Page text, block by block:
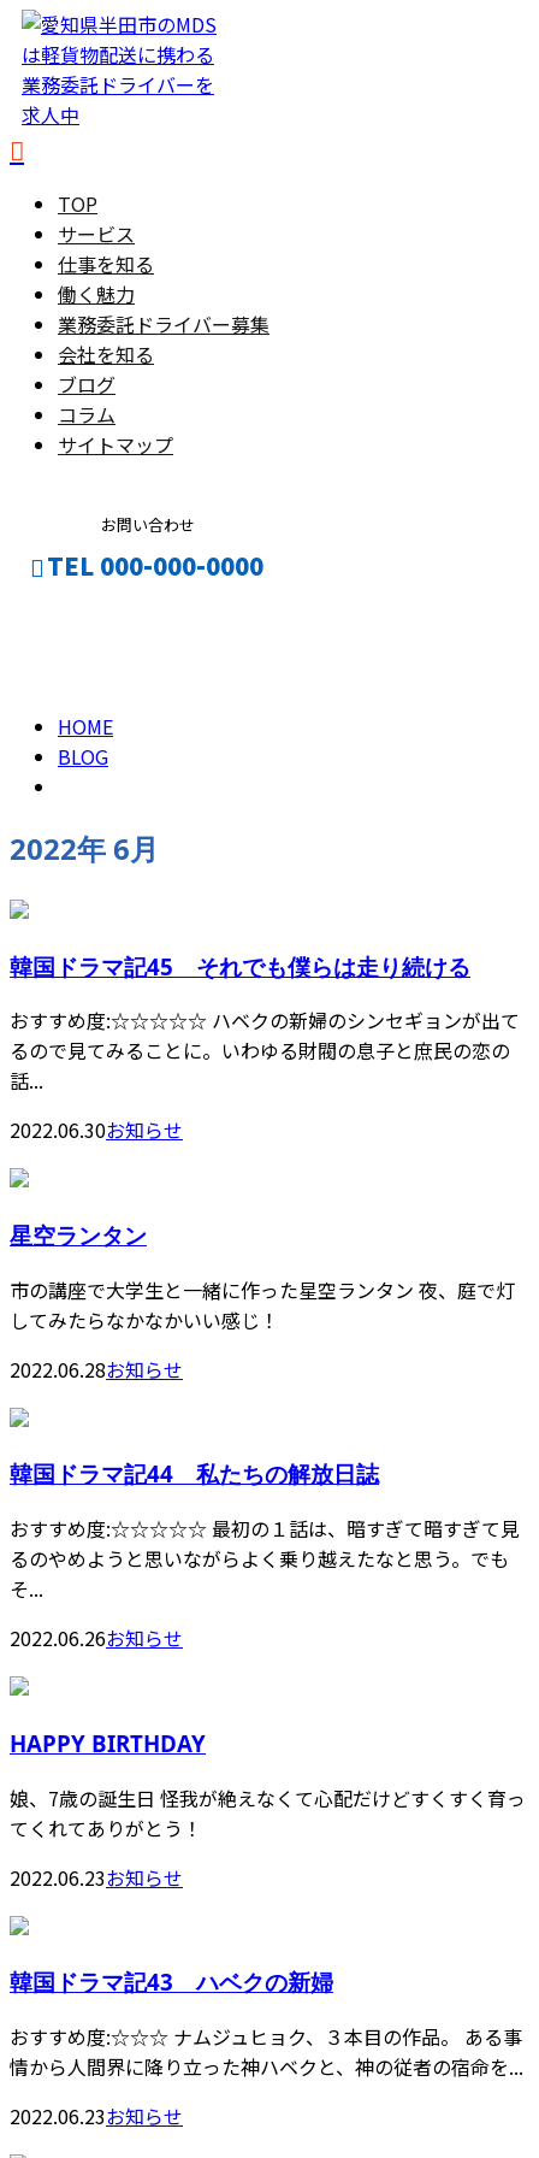
TOP
サービス
仕事を知る
働く魅力
業務委託ドライバー募集
会社を知る
ブログ
コラム
サイトマップ
お問い合わせ
TEL 000-000-0000
HOME
BLOG
2022年 6月
韓国ドラマ記45 それでも僕らは走り続ける
おすすめ度:☆☆☆☆☆ ハベクの新婦のシンセギョンが出て
るので見てみることに。いわゆる財閥の息子と庶民の恋の
話...
2022.06.30お知らせ
星空ランタン
市の講座で大学生と一緒に作った星空ランタン 夜、庭で灯
してみたらなかなかいい感じ！
2022.06.28お知らせ
韓国ドラマ記44 私たちの解放日誌
おすすめ度:☆☆☆☆☆ 最初の１話は、暗すぎて暗すぎて見
るのやめようと思いながらよく乗り越えたなと思う。でも
そ...
2022.06.26お知らせ
HAPPY BIRTHDAY
娘、7歳の誕生日 怪我が絶えなくて心配だけどすくすく育っ
てくれてありがとう！
2022.06.23お知らせ
韓国ドラマ記43 ハベクの新婦
おすすめ度:☆☆☆ ナムジュヒョク、３本目の作品。 ある事
情から人間界に降り立った神ハベクと、神の従者の宿命を...
2022.06.23お知らせ